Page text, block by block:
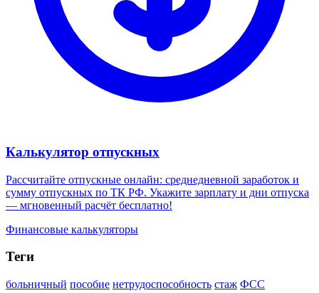
Калькулятор отпускных
Рассчитайте отпускные онлайн: среднедневной заработок и
сумму отпускных по ТК РФ. Укажите зарплату и дни отпуска
— мгновенный расчёт бесплатно!
Финансовые калькуляторы
Теги
больничный пособие нетрудоспособность стаж ФСС